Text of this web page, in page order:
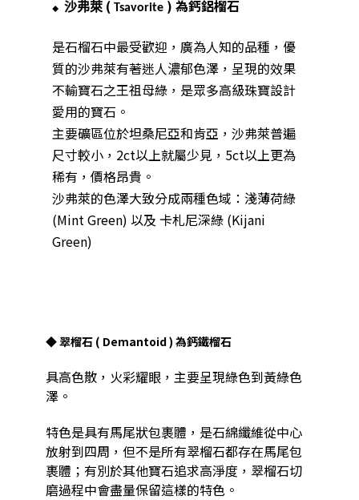
◆ 沙弗萊 (Tsavorite ) 為鈣鋁榴石
是石榴石中最受歡迎，廣為人知的品種 ，優
質的沙弗萊有著迷人濃郁色澤，呈現的效果
不輸寶石之王祖母綠，是眾多高級珠寶設計
愛用的寶石。
主要礦區位於坦桑尼亞和肯亞，沙弗萊普遍
尺寸較小，2ct以上就屬少見，5ct以上更為
稀有，價格昂貴。
沙弗萊的色澤大致分成兩種色域 ：淺薄荷綠
(MintGreen) 以及卡札尼深綠 (Kijani
Green)
◆ 翠榴石 ( Demantoid ) 為鈣鐵榴石
具高色散，火彩耀眼，主要呈現綠色到黃綠色
澤。
特色是具有馬尾狀包裹體，是石綿纖維從中心
放射到四周，但不是所有翠榴石都存在馬尾包
裹體；有別於其他寶石追求高淨度，翠榴石切
磨過程中會盡量保留這樣的特色。